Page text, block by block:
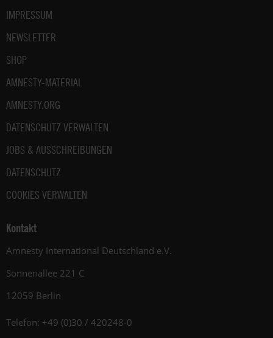
IMPRESSUM
NEWSLETTER
SHOP
AMNESTY-MATERIAL
AMNESTY.ORG
DATENSCHUTZ VERWALTEN
JOBS & AUSSCHREIBUNGEN
DATENSCHUTZ
COOKIES VERWALTEN
Kontakt
Amnesty International Deutschland e.V.
Sonnenallee 221 C
12059 Berlin
Telefon: +49 (0)30 / 420248-0